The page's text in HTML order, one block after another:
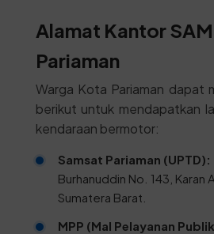
Alamat Kantor
Pariaman
Warga Kota Pariaman dapat
berikut untuk mendapatkan
kendaraan bermotor:
Samsat Pariaman (UPTD):
Burhanuddin No. 143, Karan
Sumatera Barat.
MPP (Mal Pelayanan